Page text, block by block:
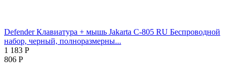
Defender Клавиатура + мышь Jakarta C-805 RU Беспроводной
набор, черный, полноразмерны...
1 183 Р
806 Р